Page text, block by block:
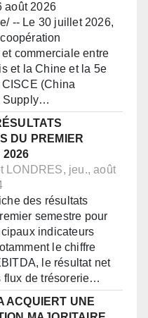
août 2026
-- Le 30 juillet 2026,
commerciale entre
et la Chine et la 5e
(China
Supply…
DU PREMIER
2026
LONDRES, jeu., août
des résultats
semestre pour
indicateurs
le chiffre
le résultat net
flux de trésorerie…
ACQUIERT UNE